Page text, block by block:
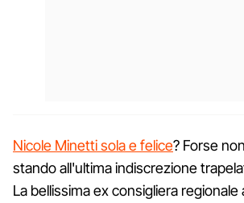
Nicole Minetti sola e felice? Forse
stando all'ultima indiscrezione
La bellissima ex consigliera regionale